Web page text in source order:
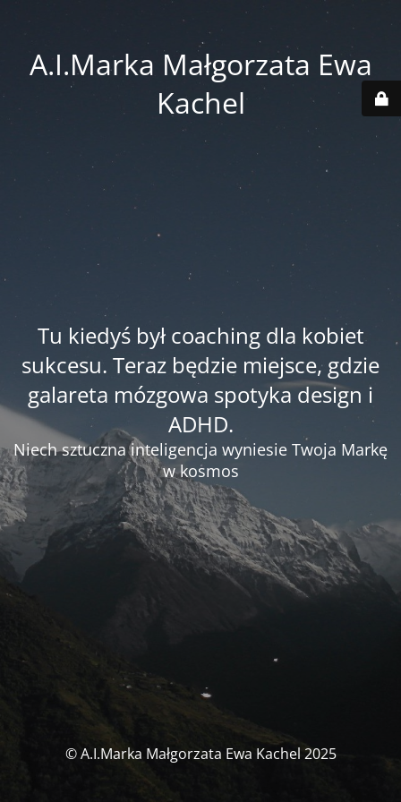
A.I.Marka Małgorzata Ewa
Kachel
Tu kiedyś był coaching dla kobiet
sukcesu. Teraz będzie miejsce, gdzie
galareta mózgowa spotyka design i
ADHD.
Niech sztuczna inteligencja wyniesie Twoja Markę
w kosmos
© A.I.Marka Małgorzata Ewa Kachel 2025